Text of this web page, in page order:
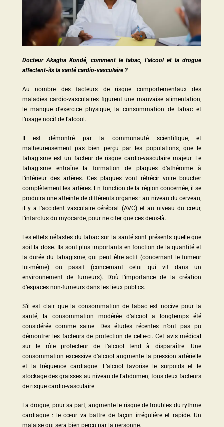
Docteur Akagha Kondé, comment le tabac, l’alcool et la drogue
affectent-ils la santé cardio-vasculaire ?
Au nombre des facteurs de risque comportementaux des
maladies cardio-vasculaires figurent une mauvaise alimentation,
le manque d’exercice physique, la consommation de tabac et
l’usage nocif de l’alcool.
Il est démontré par la communauté scientifique, et
malheureusement pas bien perçu par les populations, que le
tabagisme est un facteur de risque cardio-vasculaire majeur. Le
tabagisme entraîne la formation de plaques d’athérome à
l’intérieur des artères. Ces plaques vont rétrécir voire boucher
complètement les artères. En fonction de la région concernée, il se
produira une atteinte de différents organes : au niveau du cerveau,
il y a l’accident vasculaire cérébral (AVC) et au niveau du cœur,
l’infarctus du myocarde, pour ne citer que ces deux-là.
Les effets néfastes du tabac sur la santé sont présents quelle que
soit la dose. Ils sont plus importants en fonction de la quantité et
la durée du tabagisme, qui peut être actif (concernant le fumeur
lui-même) ou passif (concernant celui qui vit dans un
environnement de fumeurs). D’où l’importance de la création
d’espaces non-fumeurs dans les lieux publics.
S’il est clair que la consommation de tabac est nocive pour la
santé, la consommation modérée d’alcool a longtemps été
considérée comme saine. Des études récentes n’ont pas pu
démontrer les facteurs de protection de celle-ci. Cet avis médical
sur le rôle protecteur de l’alcool tend à disparaître. Une
consommation excessive d’alcool augmente la pression artérielle
et la fréquence cardiaque. L’alcool favorise le surpoids et le
stockage des graisses au niveau de l’abdomen, tous deux facteurs
de risque cardio-vasculaire.
La drogue, pour sa part, augmente le risque de troubles du rythme
cardiaque : le cœur va battre de façon irrégulière et rapide. Un
malaise qui sera bien perçu par la personne.